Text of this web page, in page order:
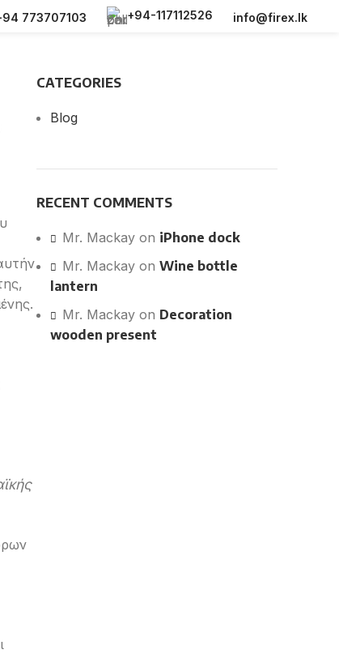
773707103 +94-117112526 info@firex.lk
CATEGORIES
Blog
RECENT COMMENTS
Mr. Mackay on iPhone dock
Mr. Mackay on Wine bottle
lantern
Mr. Mackay on Decoration
wooden present